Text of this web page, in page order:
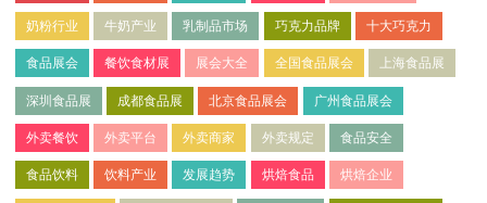
奶粉行业 牛奶产业 乳制品市场 巧克力品牌 十大巧克力
食品展会 餐饮食材展 展会大全 全国食品展会 上海食品展
深圳食品展 成都食品展 北京食品展会 广州食品展会
外卖餐饮 外卖平台 外卖商家 外卖规定 食品安全
食品饮料 饮料产业 发展趋势 烘焙食品 烘焙企业